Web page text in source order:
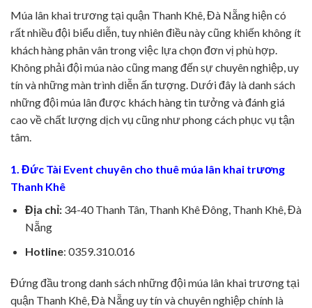
Múa lân khai trương tại quận Thanh Khê, Đà Nẵng hiện có
rất nhiều đội biểu diễn, tuy nhiên điều này cũng khiến không ít
khách hàng phân vân trong việc lựa chọn đơn vị phù hợp.
Không phải đội múa nào cũng mang đến sự chuyên nghiệp, uy
tín và những màn trình diễn ấn tượng. Dưới đây là danh sách
những đội múa lân được khách hàng tin tưởng và đánh giá
cao về chất lượng dịch vụ cũng như phong cách phục vụ tận
tâm.
1. Đức Tài Event chuyên cho thuê múa lân khai trương
Thanh Khê
Địa chỉ:34-40 Thanh Tân, Thanh Khê Đông, Thanh Khê, Đà
Nẵng
Hotline: 0359.310.016
Đứng đầu trong danh sách những đội múa lân khai trương tại
quận Thanh Khê, Đà Nẵng uy tín và chuyên nghiệp chính là